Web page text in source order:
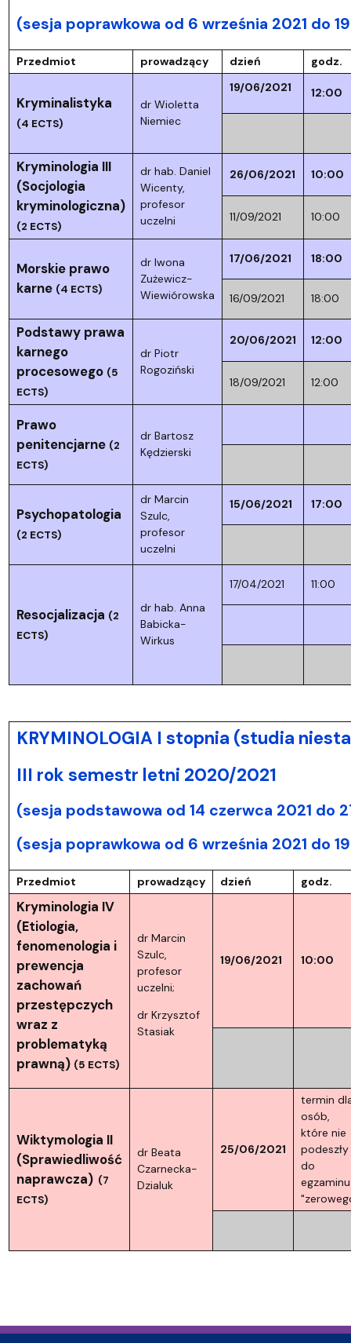
(sesja poprawkowa od 6 września 2021 do
Przedmiot prowadzący dzień godz.
Kryminalistyka
(4 ECTS)
dr Wioletta
Niemiec
19/06/2021 12:00
Kryminologia III
(Socjologia
kryminologiczna)
(2 ECTS)
dr hab. Daniel
Wicenty,
profesor
uczelni
26/06/2021 10:00
11/09/2021 10:00
Morskie prawo
karne (4 ECTS)
dr Iwona
Zużewicz-
Wiewiórowska
17/06/2021 18:00
16/09/2021 18:00
Podstawy prawa
karnego
procesowego (5
ECTS)
dr Piotr
Rogoziński
20/06/2021 12:00
18/09/2021 12:00
Prawo
penitencjarne (2
ECTS)
dr Bartosz
Kędzierski
Psychopatologia
(2 ECTS)
dr Marcin
Szulc,
profesor
uczelni
15/06/2021 17:00
Resocjalizacja (2
ECTS)
dr hab. Anna
Babicka-
Wirkus
17/04/2021 11:00
KRYMINOLOGIA I stopnia (studia
III rok semestr letni 2020/2021
(sesja podstawowa od 14 czerwca 2021 do
(sesja poprawkowa od 6 września 2021 do
Przedmiot prowadzący dzień godz.
Kryminologia IV
(Etiologia,
fenomenologia i
prewencja
zachowań
przestępczych
wraz z
problematyką
prawną) (5 ECTS)
dr Marcin
Szulc,
profesor
uczelni;
dr Krzysztof
Stasiak
19/06/2021 10:00
Wiktymologia II
(Sprawiedliwość
naprawcza) (7
ECTS)
dr Beata
Czarnecka-
Dzialuk
25/06/2021
termin
osób,
które nie
podeszły
do
egzaminu